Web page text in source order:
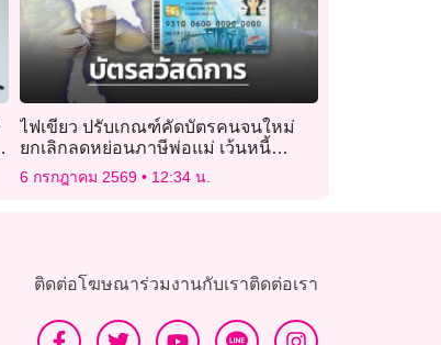
ไฟเขียว ปรับเกณฑ์คัดบัตรคนจนใหม่
ยกเลิกลดหย่อนภาษีพ่อแม่ เว้นหนี้
เกษตรเกิน 1 แสน
6 กรกฎาคม 2569 12:34 น.
ติดต่อโฆษณาร่วมงานกับเราติดต่อเรา